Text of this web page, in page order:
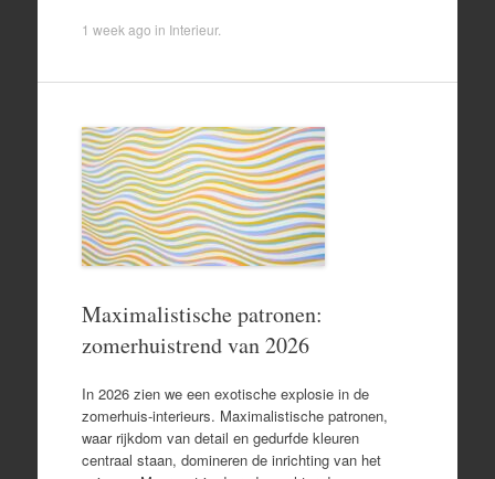
1 week ago in Interieur.
Maximalistische patronen:
zomerhuistrend van 2026
In 2026 zien we een exotische explosie in de
zomerhuis-interieurs. Maximalistische patronen,
waar rijkdom van detail en gedurfde kleuren
centraal staan, domineren de inrichting van het